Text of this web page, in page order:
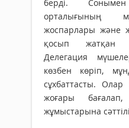
берді.
орталығының
жоспарлары және
қосып жатқан
Делегация
көзбен көріп,
сұхбаттасты. Олар
жоғары
жұмыстарына